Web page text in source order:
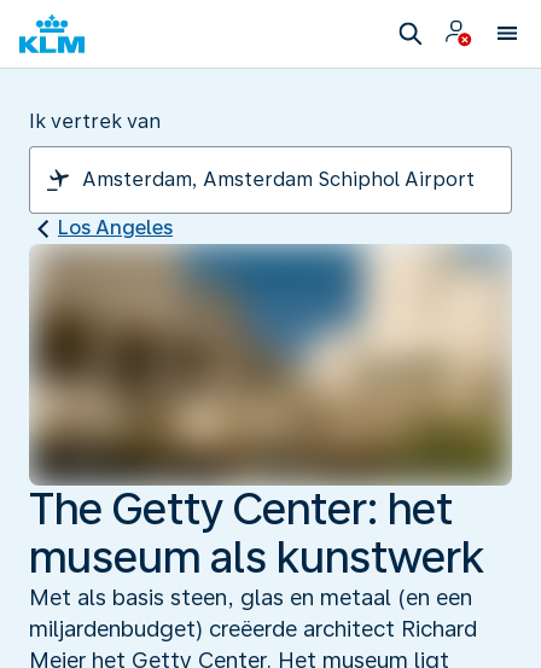
Ik vertrek van
Los Angeles
The Getty Center: het
museum als kunstwerk
Met als basis steen, glas en metaal (en een
miljardenbudget) creëerde architect Richard
Meier het Getty Center. Het museum ligt